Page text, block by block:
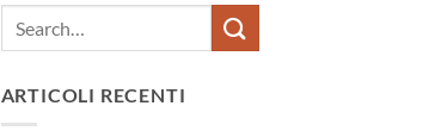
ARTICOLI RECENTI